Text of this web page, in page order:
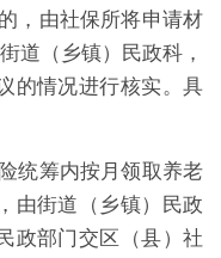
，由社保所将申请材
道（乡镇）民政科，
的情况进行核实。具
统筹内按月领取养老
由街道（乡镇）民政
政部门交区（县）社